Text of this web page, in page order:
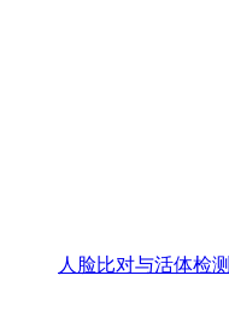
人脸比对与活体检测